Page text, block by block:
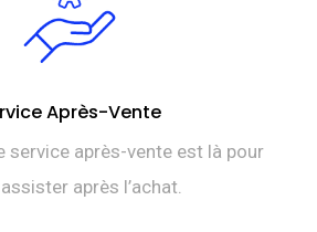
Après-Vente
service après-vente est là pour
après l’achat.